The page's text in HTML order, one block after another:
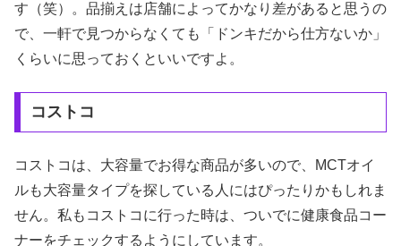
す（笑）。品揃えは店舗によってかなり差があると思うの
で、一軒で見つからなくても「ドンキだから仕方ないか」
くらいに思っておくといいですよ。
コストコ
コストコは、大容量でお得な商品が多いので、MCTオイ
ルも大容量タイプを探している人にはぴったりかもしれま
せん。私もコストコに行った時は、ついでに健康食品コー
ナーをチェックするようにしています。